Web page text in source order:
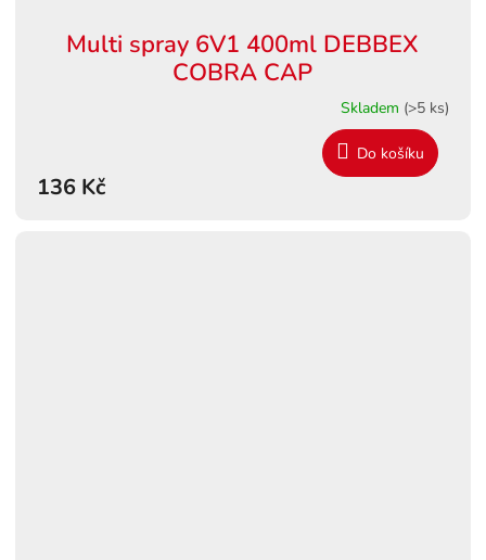
Multi spray 6V1 400ml DEBBEX
COBRA CAP
Skladem (>5 ks)
136 Kč
Do košíku